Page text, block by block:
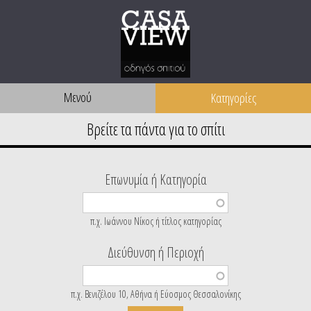
Μενού
Επωνυμία ή Κατηγορία
π.χ. Ιωάννου Νίκος ή τίτλος κατηγορίας
Διεύθυνση ή Περιοχή
π.χ. Βενιζέλου 10, Αθήνα ή Εύοσμος Θεσσαλονίκης